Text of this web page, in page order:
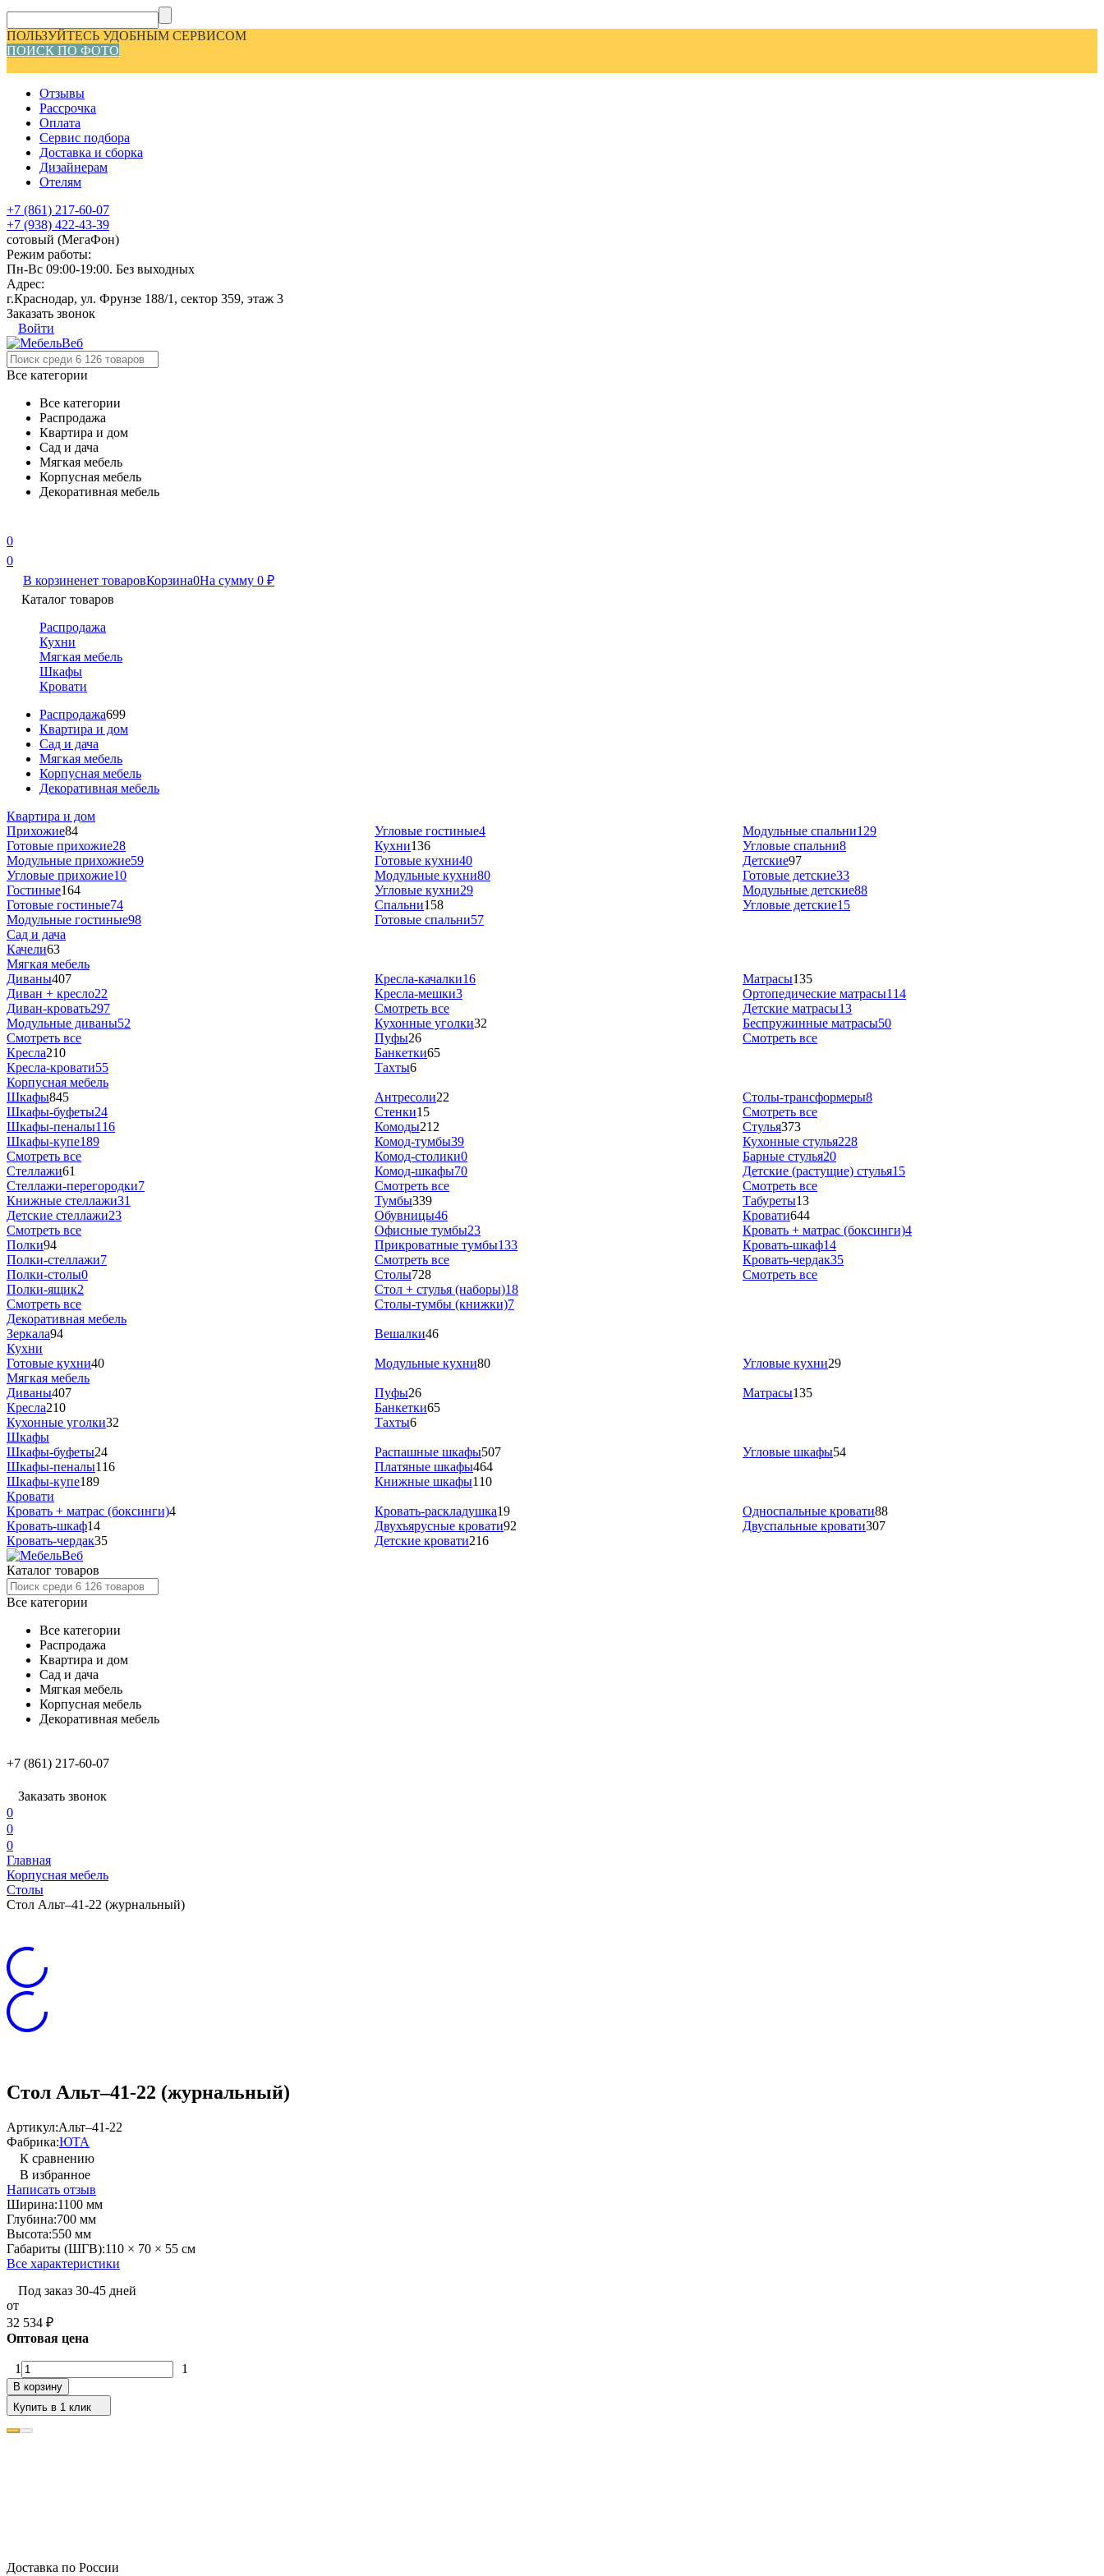
ПОЛЬЗУЙТЕСЬ УДОБНЫМ СЕРВИСОМ
ПОИСК ПО ФОТО
Отзывы
Рассрочка
Оплата
Сервис подбора
Доставка и сборка
Дизайнерам
Отелям
+7 (861) 217-60-07
+7 (938) 422-43-39
сотовый (МегаФон)
Режим работы:
Пн-Вс 09:00-19:00. Без выходных
Адрес:
г.Краснодар, ул. Фрунзе 188/1, сектор 359, этаж 3
Заказать звонок
Войти
Все категории
Все категории
Распродажа
Квартира и дом
Сад и дача
Мягкая мебель
Корпусная мебель
Декоративная мебель
0
0
В корзиненет товаровКорзина0На сумму 0 ₽
Каталог товаров
Распродажа
Кухни
Мягкая мебель
Шкафы
Кровати
Распродажа699
Квартира и дом
Сад и дача
Мягкая мебель
Корпусная мебель
Декоративная мебель
Квартира и дом
Прихожие84
Готовые прихожие28
Модульные прихожие59
Угловые прихожие10
Гостиные164
Готовые гостиные74
Модульные гостиные98
Угловые гостиные4
Кухни136
Готовые кухни40
Модульные кухни80
Угловые кухни29
Спальни158
Готовые спальни57
Модульные спальни129
Угловые спальни8
Детские97
Готовые детские33
Модульные детские88
Угловые детские15
Сад и дача
Качели63
Мягкая мебель
Диваны407
Диван + кресло22
Диван-кровать297
Модульные диваны52
Смотреть все
Кресла210
Кресла-кровати55
Кресла-качалки16
Кресла-мешки3
Смотреть все
Кухонные уголки32
Пуфы26
Банкетки65
Тахты6
Матрасы135
Ортопедические матрасы114
Детские матрасы13
Беспружинные матрасы50
Смотреть все
Корпусная мебель
Шкафы845
Шкафы-буфеты24
Шкафы-пеналы116
Шкафы-купе189
Смотреть все
Стеллажи61
Стеллажи-перегородки7
Книжные стеллажи31
Детские стеллажи23
Смотреть все
Полки94
Полки-стеллажи7
Полки-столы0
Полки-ящик2
Смотреть все
Антресоли22
Стенки15
Комоды212
Комод-тумбы39
Комод-столики0
Комод-шкафы70
Смотреть все
Тумбы339
Обувницы46
Офисные тумбы23
Прикроватные тумбы133
Смотреть все
Столы728
Стол + стулья (наборы)18
Столы-тумбы (книжки)7
Столы-трансформеры8
Смотреть все
Стулья373
Кухонные стулья228
Барные стулья20
Детские (растущие) стулья15
Смотреть все
Табуреты13
Кровати644
Кровать + матрас (боксинги)4
Кровать-шкаф14
Кровать-чердак35
Смотреть все
Декоративная мебель
Зеркала94 Вешалки46
Кухни
Готовые кухни40 Модульные кухни80 Угловые кухни29
Мягкая мебель
Диваны407
Кресла210
Кухонные уголки32
Пуфы26
Банкетки65
Тахты6
Матрасы135
Шкафы
Шкафы-буфеты24
Шкафы-пеналы116
Шкафы-купе189
Распашные шкафы507
Платяные шкафы464
Книжные шкафы110
Угловые шкафы54
Кровати
Кровать + матрас (боксинги)4
Кровать-шкаф14
Кровать-чердак35
Кровать-раскладушка19
Двухъярусные кровати92
Детские кровати216
Односпальные кровати88
Двуспальные кровати307
Каталог товаров
Все категории
Все категории
Распродажа
Квартира и дом
Сад и дача
Мягкая мебель
Корпусная мебель
Декоративная мебель
+7 (861) 217-60-07
Заказать звонок
0
0
0
Главная
Корпусная мебель
Столы
Стол Альт–41-22 (журнальный)
Стол Альт–41-22 (журнальный)
Артикул:Альт–41-22
Фабрика:ЮТА
К сравнению
В избранное
Написать отзыв
Ширина:1100 мм
Глубина:700 мм
Высота:550 мм
Габариты (ШГВ):110 × 70 × 55 см
Все характеристики
Под заказ 30-45 дней
от
32 534 ₽
Оптовая цена
1 1
В корзину
Купить в 1 клик
Доставка по России